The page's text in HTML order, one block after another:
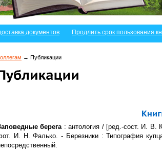
документов Продлить срок пользования
→ Публикации
берега : антология / [ред.-сост. И.
И. Н. Фалько. - Березники : Типография